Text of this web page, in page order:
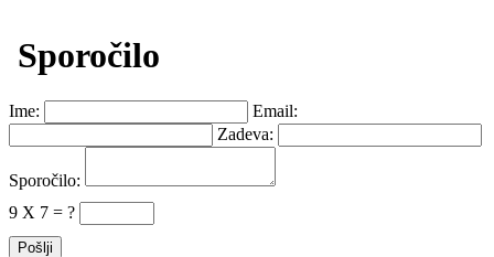
Sporočilo
Ime:
Email:
Zadeva:
Sporočilo:
9 X 7 = ?